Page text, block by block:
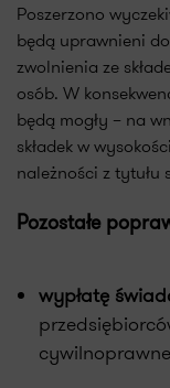
Poszerzono
będą uprawnieni
zwolnienia ze
osób. W
będą mogły – na
składek w
należności z tytułu
Pozostałe
wypłatę